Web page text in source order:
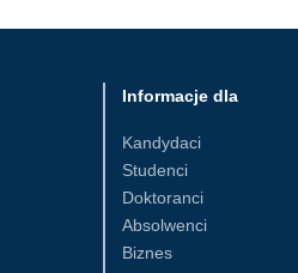
Informacje dla
Kandydaci
Studenci
Doktoranci
Absolwenci
Biznes